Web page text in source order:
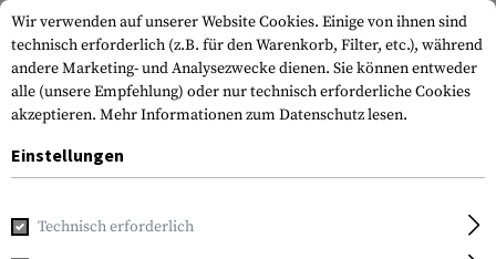
Home Tactical Gear Clip for 1911
Wir verwenden auf unserer Website Cookies. Einige von ihnen sind
technisch erforderlich (z.B. für den Warenkorb, Filter, etc.), während
andere Marketing- und Analysezwecke dienen. Sie können entweder
alle (unsere Empfehlung) oder nur technisch erforderliche Cookies
akzeptieren. Mehr Informationen zum Datenschutz lesen.
Einstellungen
Technisch erforderlich